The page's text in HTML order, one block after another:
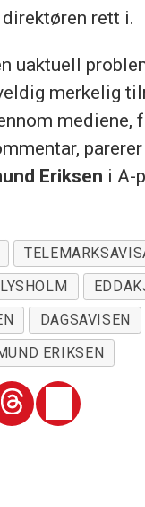
rett i.
uaktuell
merkelig
mediene,
Eriksen i A-
DAGSAVISEN
ERIKSEN